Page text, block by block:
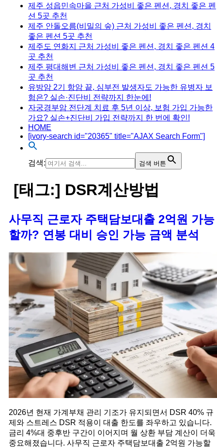
제주 성읍민속마을 근처 가성비 좋은 펜션, 경치 좋은 펜
션 5곳 추천
제주 안돌오름(비밀의 숲) 근처 가성비 좋은 펜션, 경치
좋은 펜션 5곳 추천
제주도 연화지 근처 가성비 좋은 펜션, 경치 좋은 펜션 4
곳 추천
제주 평대해변 근처 가성비 좋은 펜션, 경치 좋은 펜션 5
곳 추천
유방암 2기 항암 끝, 심부전 발생자도 가능한 유병자 보
험은? 실손·진단비 전략까지 한눈에!
자궁경부암 전단계 치료 후 5년 이상, 보험 가입 가능한
가요? 실손+진단비 가입 전략까지 한 번에 확인!
HOME
[ivory-search id="20365" title="AJAX Search Form"]
검색: 검색 버튼
[태그:] DSR계산방법
사무직 근로자 주택담보대출 2억원 가능
할까? 연봉 대비 승인 가능 금액 분석
2026년 현재 가계부채 관리 기조가 유지되면서 DSR 40% 규
제와 스트레스 DSR 적용이 대출 한도를 좌우하고 있습니다.
금리 4%대 중후반 구간이 이어지며 월 상환 부담 계산이 더욱
중요해졌습니다. 사무직 근로자 주택담보대출 2억원 가능할